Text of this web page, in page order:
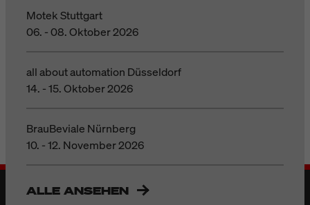
Motek Stuttgart
06. - 08. Oktober 2026
all about automation Düsseldorf
14. - 15. Oktober 2026
BrauBeviale Nürnberg
10. - 12. November 2026
ALLE ANSEHEN